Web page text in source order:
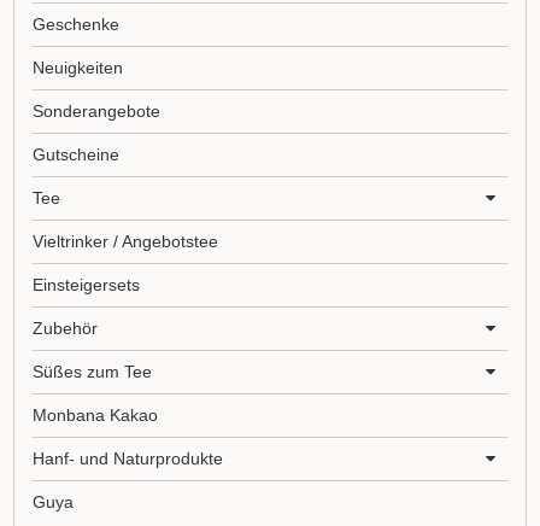
Geschenke
Neuigkeiten
Sonderangebote
Gutscheine
Tee
Vieltrinker / Angebotstee
Einsteigersets
Zubehör
Süßes zum Tee
Monbana Kakao
Hanf- und Naturprodukte
Guya